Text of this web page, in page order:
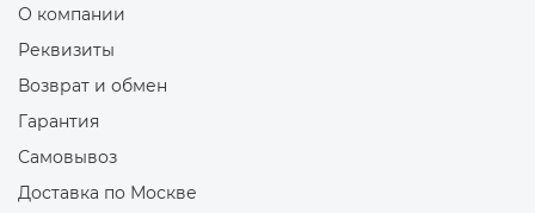
О компании
Реквизиты
Возврат и обмен
Гарантия
Самовывоз
Доставка по Москве